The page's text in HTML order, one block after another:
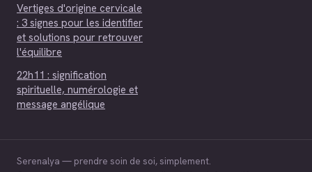
Vertiges d'origine cervicale
: 3 signes pour les identifier
et solutions pour retrouver
l'équilibre
22h11 : signification
spirituelle, numérologie et
message angélique
Serenalya — prendre soin de soi, simplement.